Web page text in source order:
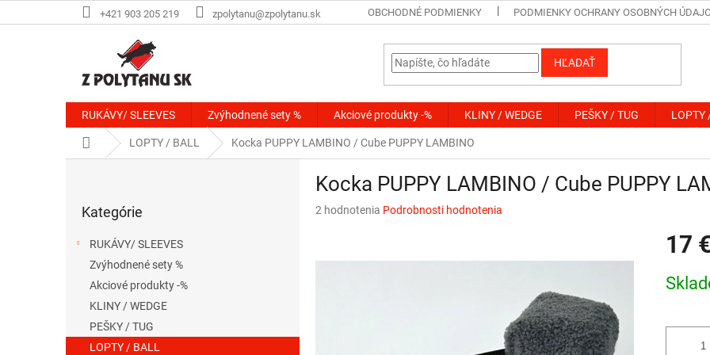
na
+421 903 205 219 zpolytanu@zpolytanu.sk OBCHODNÉ PODMIENKY PODMIENKY OCHRANY OSOBNÝCH
HĽADAŤ
RUKÁVY/ SLEEVES Zvýhodnené sety % Akciové produkty -% KLINY / WEDGE PEŠKY / TUG LOPTY
DomovLOPTY / BALL Kocka PUPPY LAMBINO / Cube PUPPY LAMBINO
kategórie
Kategórie
RUKÁVY/ SLEEVES
Zvýhodnené sety %
Akciové produkty -%
KLINY / WEDGE
PEŠKY / TUG
LOPTY / BALL
Kocka PUPPY LAMBINO / Cube PUPPY
Priemerné
2 hodnotenia Podrobnosti hodnotenia
17 €
cena: